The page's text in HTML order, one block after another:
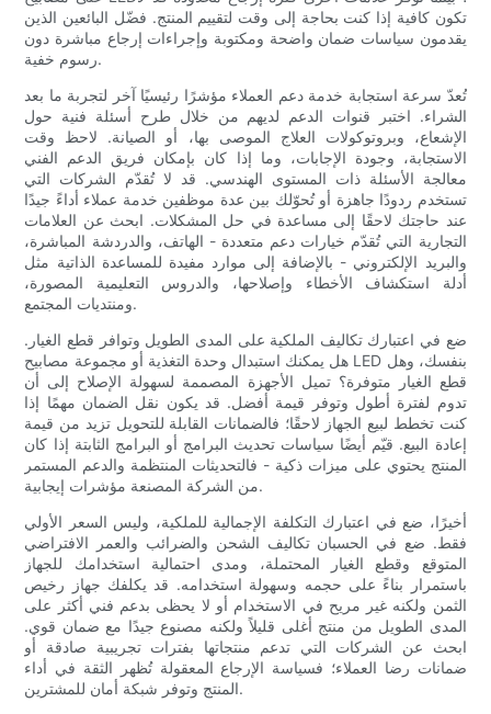
تكون كافية إذا كنت بحاجة إلى وقت لتقييم المنتج. فضّل البائعين الذين
يقدمون سياسات ضمان واضحة ومكتوبة وإجراءات إرجاع مباشرة دون
رسوم خفية.
تُعدّ سرعة استجابة خدمة دعم العملاء مؤشرًا رئيسيًا آخر لتجربة ما بعد
الشراء. اختبر قنوات الدعم لديهم من خلال طرح أسئلة فنية حول
الإشعاع، وبروتوكولات العلاج الموصى بها، أو الصيانة. لاحظ وقت
الاستجابة، وجودة الإجابات، وما إذا كان بإمكان فريق الدعم الفني
معالجة الأسئلة ذات المستوى الهندسي. قد لا تُقدّم الشركات التي
تستخدم ردودًا جاهزة أو تُحوّلك بين عدة موظفين خدمة عملاء أداءً جيدًا
عند حاجتك لاحقًا إلى مساعدة في حل المشكلات. ابحث عن العلامات
التجارية التي تُقدّم خيارات دعم متعددة - الهاتف، والدردشة المباشرة،
والبريد الإلكتروني - بالإضافة إلى موارد مفيدة للمساعدة الذاتية مثل
أدلة استكشاف الأخطاء وإصلاحها، والدروس التعليمية المصورة،
ومنتديات المجتمع.
ضع في اعتبارك تكاليف الملكية على المدى الطويل وتوافر قطع الغيار.
هل يمكنك استبدال وحدة التغذية أو مجموعة مصابيح LED بنفسك، وهل
قطع الغيار متوفرة؟ تميل الأجهزة المصممة لسهولة الإصلاح إلى أن
تدوم لفترة أطول وتوفر قيمة أفضل. قد يكون نقل الضمان مهمًا إذا
كنت تخطط لبيع الجهاز لاحقًا؛ فالضمانات القابلة للتحويل تزيد من قيمة
إعادة البيع. قيّم أيضًا سياسات تحديث البرامج أو البرامج الثابتة إذا كان
المنتج يحتوي على ميزات ذكية - فالتحديثات المنتظمة والدعم المستمر
من الشركة المصنعة مؤشرات إيجابية.
أخيرًا، ضع في اعتبارك التكلفة الإجمالية للملكية، وليس السعر الأولي
فقط. ضع في الحسبان تكاليف الشحن والضرائب والعمر الافتراضي
المتوقع وقطع الغيار المحتملة، ومدى احتمالية استخدامك للجهاز
باستمرار بناءً على حجمه وسهولة استخدامه. قد يكلفك جهاز رخيص
الثمن ولكنه غير مريح في الاستخدام أو لا يحظى بدعم فني أكثر على
المدى الطويل من منتج أغلى قليلاً ولكنه مصنوع جيدًا مع ضمان قوي.
ابحث عن الشركات التي تدعم منتجاتها بفترات تجريبية صادقة أو
ضمانات رضا العملاء؛ فسياسة الإرجاع المعقولة تُظهر الثقة في أداء
المنتج وتوفر شبكة أمان للمشترين.